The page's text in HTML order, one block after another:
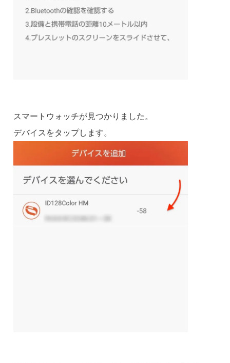
スマートウォッチが見つかりました。
デバイスをタップします。